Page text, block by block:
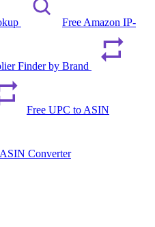
Free Amazon IP-
Finder by Brand
Free UPC to ASIN
Converter